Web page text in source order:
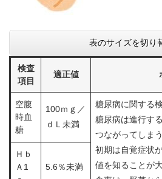
表のサイズを切り
検査
項目
適正値
空腹
時血
糖
100ｍｇ／
ｄＬ未満
糖尿病に関する
糖尿病は進行す
つながってしま
初期は自覚症状
値を知ることが
Ｈｂ
Ａ1
5.6％未満